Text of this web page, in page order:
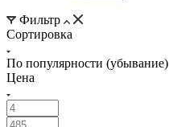
Фильтр
Сортировка
По популярности (убывание)
Цена